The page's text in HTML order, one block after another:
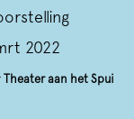
2022
Theater aan het Spui